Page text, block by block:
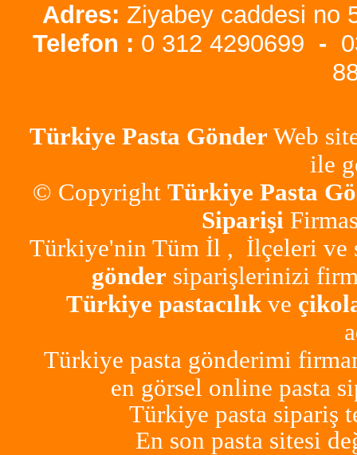
Adres: Ziyabey caddesi
Telefon : 0 312 4290699 -
Türkiye Pasta Gönder Web
ile
© Copyright Türkiye Pasta
Siparişi
Türkiye'nin Tüm İl , İlçeleri ve
göndersiparişlerinizi
Türkiye pastacılıkve
Türkiye pasta gönderimi
en görsel online pasta
Türkiye pasta sipariş
En son pasta sitesi